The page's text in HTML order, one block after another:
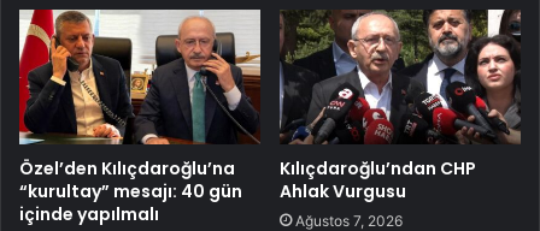
Özel’den Kılıçdaroğlu’na
“kurultay” mesajı: 40 gün
içinde yapılmalı
Kılıçdaroğlu’ndan CHP
Ahlak Vurgusu
Ağustos 7, 2026